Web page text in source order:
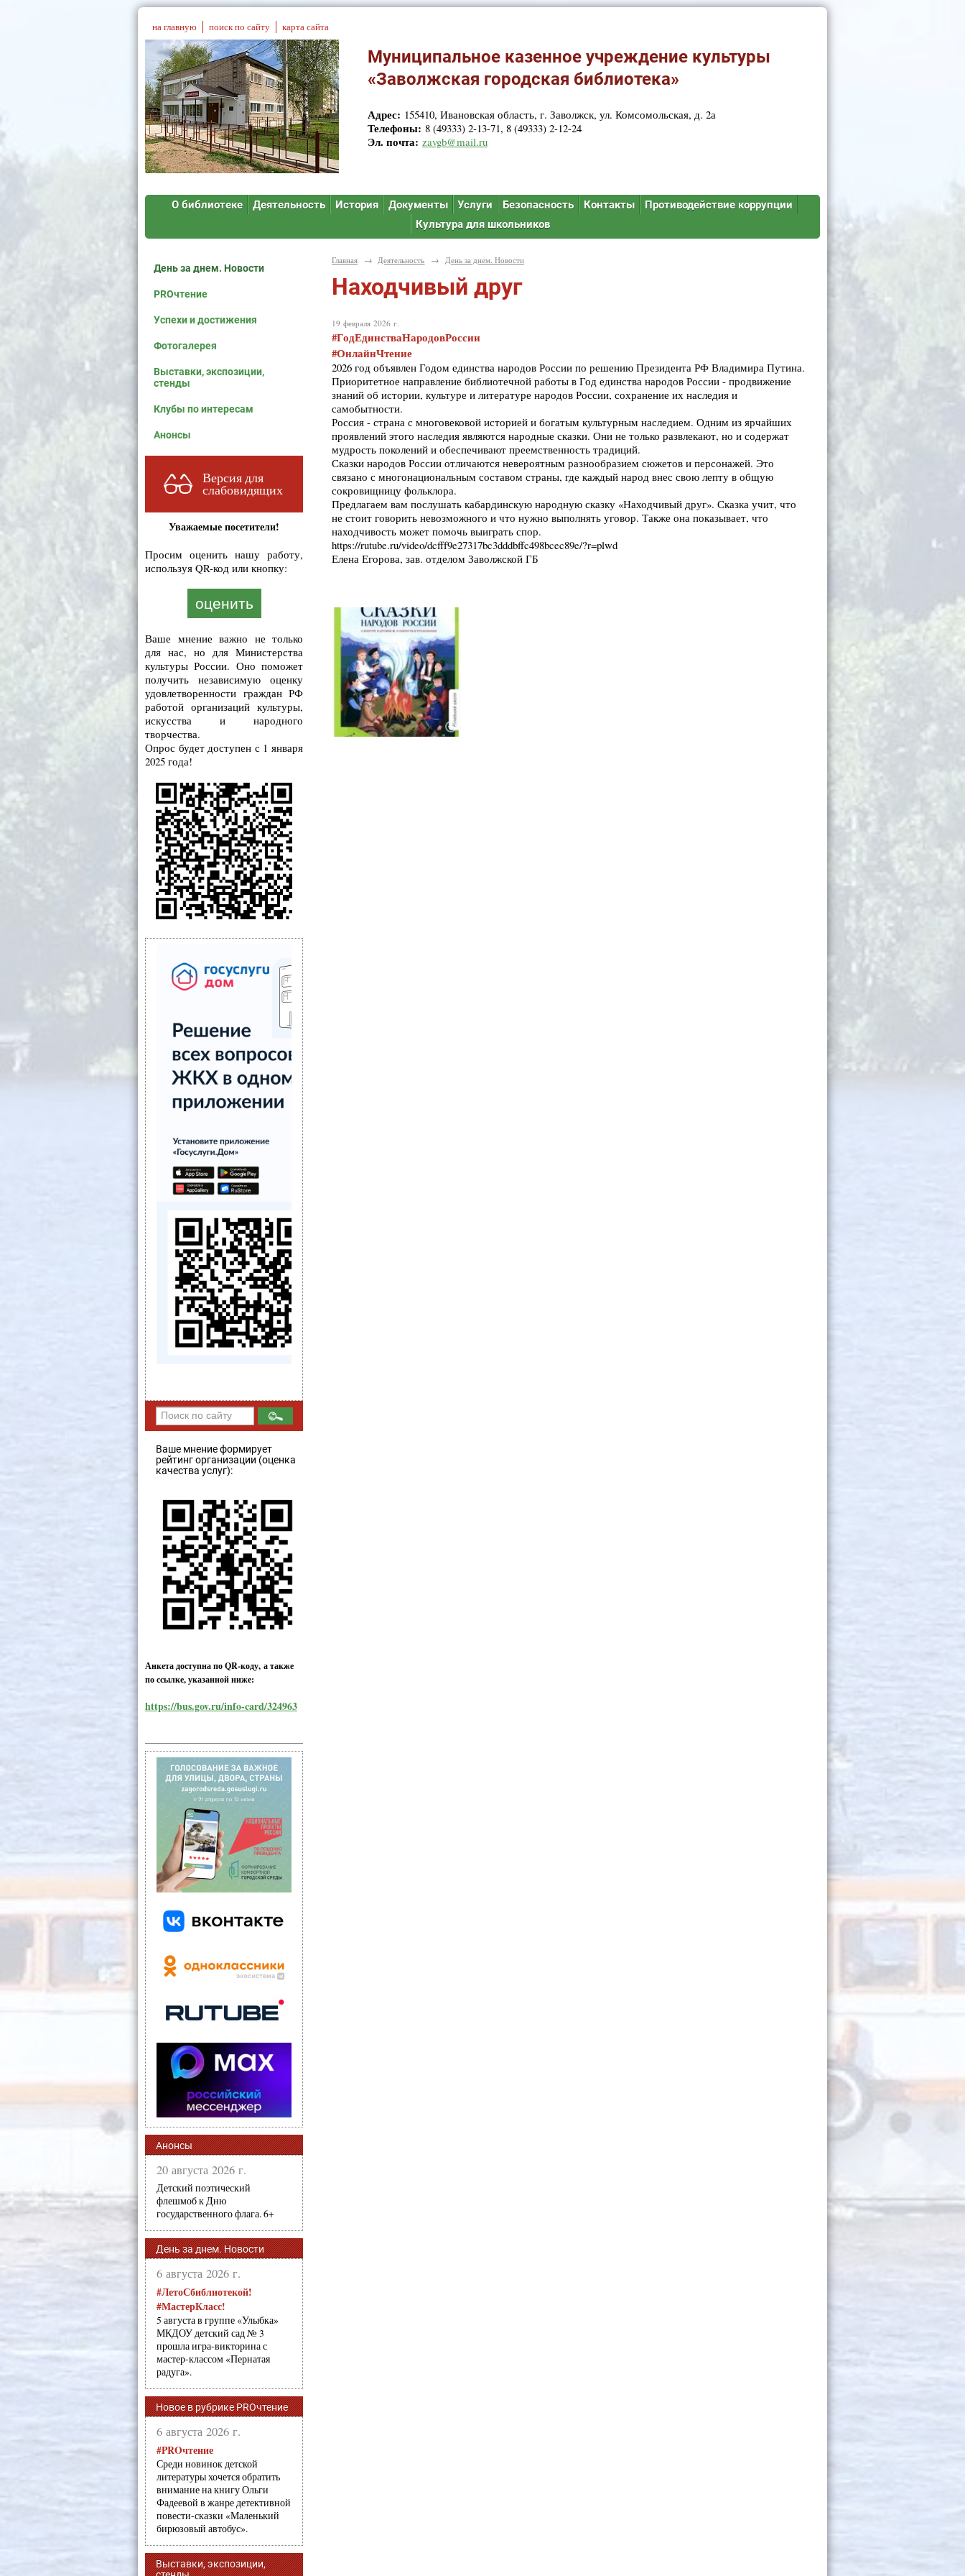
на главную поиск по сайту карта сайта
Муниципальное казенное учреждение культуры
«Заволжская городская библиотека»
Адрес: 155410, Ивановская область, г. Заволжск, ул. Комсомольская, д. 2а
Телефоны: 8 (49333) 2-13-71, 8 (49333) 2-12-24
Эл. почта: zavgb@mail.ru
О библиотеке Деятельность История Документы Услуги Безопасность Контакты
Противодействие коррупции
Культура для школьников
День за днем. Новости
PROчтение
Успехи и достижения
Фотогалерея
Выставки, экспозиции,
стенды
Клубы по интересам
Анонсы
Версия для
слабовидящих
Уважаемые посетители!
Просим оценить нашу работу,
используя QR-код или кнопку:
оценить
Ваше мнение важно не только
для нас, но для Министерства
культуры России. Оно поможет
получить независимую оценку
удовлетворенности граждан РФ
работой организаций культуры,
искусства и народного
творчества.
Опрос будет доступен с 1 января
2025 года!
Ваше мнение формирует
рейтинг организации (оценка
качества услуг):
Анкета доступна по QR-коду, а также
по ссылке, указанной ниже:
https://bus.gov.ru/info-card/324963
Анонсы
20 августа 2026 г.
Детский поэтический
флешмоб к Дню
государственного флага. 6+
День за днем. Новости
6 августа 2026 г.
#ЛетоСбиблиотекой!
#МастерКласс!
5 августа в группе «Улыбка»
МКДОУ детский сад № 3
прошла игра-викторина с
мастер-классом «Пернатая
радуга».
Новое в рубрике PROчтение
6 августа 2026 г.
#PROчтение
Среди новинок детской
литературы хочется обратить
внимание на книгу Ольги
Фадеевой в жанре детективной
повести-сказки «Маленький
бирюзовый автобус».
Выставки, экспозиции,
Главная → Деятельность → День за днем. Новости
Находчивый друг
19 февраля 2026 г.
#ГодЕдинстваНародовРоссии
#ОнлайнЧтение
2026 год объявлен Годом единства народов России по решению Президента РФ Владимира Путина.
Приоритетное направление библиотечной работы в Год единства народов России - продвижение
знаний об истории, культуре и литературе народов России, сохранение их наследия и
самобытности.
Россия - страна с многовековой историей и богатым культурным наследием. Одним из ярчайших
проявлений этого наследия являются народные сказки. Они не только развлекают, но и содержат
мудрость поколений и обеспечивают преемственность традиций.
Сказки народов России отличаются невероятным разнообразием сюжетов и персонажей. Это
связано с многонациональным составом страны, где каждый народ внес свою лепту в общую
сокровищницу фольклора.
Предлагаем вам послушать кабардинскую народную сказку «Находчивый друг». Сказка учит, что
не стоит говорить невозможного и что нужно выполнять уговор. Также она показывает, что
находчивость может помочь выиграть спор.
https://rutube.ru/video/dcfff9e27317bc3dddbffc498bcec89e/?r=plwd
Елена Егорова, зав. отделом Заволжской ГБ